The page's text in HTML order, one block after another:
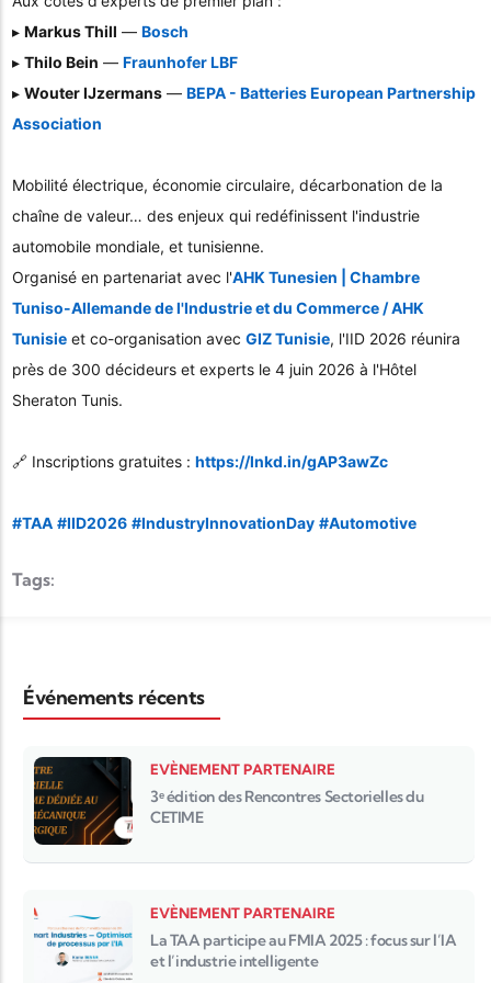
▸ Markus Thill — Bosch
▸ Thilo Bein — Fraunhofer LBF
▸ Wouter IJzermans — BEPA - Batteries European Partnership
Association
Mobilité électrique, économie circulaire, décarbonation de la
chaîne de valeur… des enjeux qui redéfinissent l'industrie
automobile mondiale, et tunisienne.
Organisé en partenariat avec l'AHK Tunesien | Chambre
Tuniso-Allemande de l'Industrie et du Commerce / AHK
Tunisie et co-organisation avec GIZ Tunisie, l'IID 2026 réunira
près de 300 décideurs et experts le 4 juin 2026 à l'Hôtel
Sheraton Tunis.
🔗 Inscriptions gratuites : https://lnkd.in/gAP3awZc
hashtag
#TAA #IID2026 #IndustryInnovationDay #Automotive
Tags:
Événements récents
EVÈNEMENT PARTENAIRE
3ᵉ édition des Rencontres Sectorielles du
CETIME
EVÈNEMENT PARTENAIRE
La TAA participe au FMIA 2025 : focus sur l’IA
et l’industrie intelligente